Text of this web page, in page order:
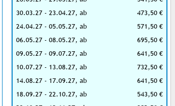
30.03.27 - 23.04.27, ab
473,50 €
24.04.27 - 05.05.27, ab
571,50 €
06.05.27 - 08.05.27, ab
695,50 €
09.05.27 - 09.07.27, ab
641,50 €
10.07.27 - 13.08.27, ab
732,50 €
14.08.27 - 17.09.27, ab
641,50 €
18.09.27 - 22.10.27, ab
543,50 €